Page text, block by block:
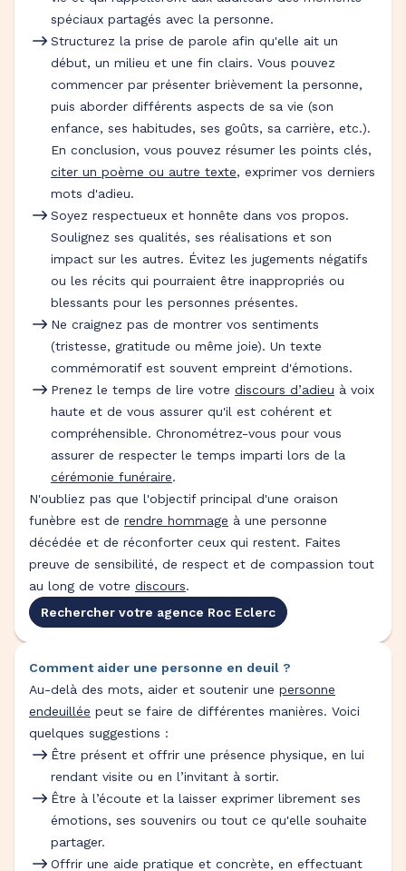
spéciaux partagés avec la personne.
Structurez la prise de parole afin qu'elle ait un
début, un milieu et une fin clairs. Vous pouvez
commencer par présenter brièvement la personne,
puis aborder différents aspects de sa vie (son
enfance, ses habitudes, ses goûts, sa carrière, etc.).
En conclusion, vous pouvez résumer les points clés,
citer un poème ou autre texte, exprimer vos derniers
mots d'adieu.
Soyez respectueux et honnête dans vos propos.
Soulignez ses qualités, ses réalisations et son
impact sur les autres. Évitez les jugements négatifs
ou les récits qui pourraient être inappropriés ou
blessants pour les personnes présentes.
Ne craignez pas de montrer vos sentiments
(tristesse, gratitude ou même joie). Un texte
commémoratif est souvent empreint d'émotions.
Prenez le temps de lire votre discours d’adieu à voix
haute et de vous assurer qu'il est cohérent et
compréhensible. Chronométrez-vous pour vous
assurer de respecter le temps imparti lors de la
cérémonie funéraire.
N'oubliez pas que l'objectif principal d'une oraison
funèbre est de rendre hommage à une personne
décédée et de réconforter ceux qui restent. Faites
preuve de sensibilité, de respect et de compassion tout
au long de votre discours.
Rechercher votre agence Roc Eclerc
Comment aider une personne en deuil ?
Au-delà des mots, aider et soutenir une personne
endeuillée peut se faire de différentes manières. Voici
quelques suggestions :
Être présent et offrir une présence physique, en lui
rendant visite ou en l’invitant à sortir.
Être à l’écoute et la laisser exprimer librement ses
émotions, ses souvenirs ou tout ce qu'elle souhaite
partager.
Offrir une aide pratique et concrète, en effectuant